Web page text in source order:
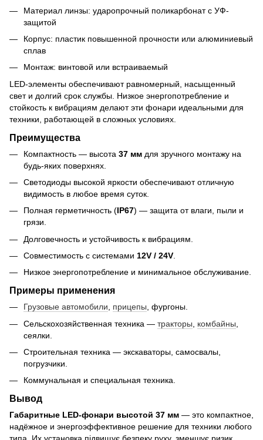
Материал линзы: ударопрочный поликарбонат с УФ-
защитой
Корпус: пластик повышенной прочности или алюминиевый
сплав
Монтаж: винтовой или встраиваемый
LED-элементы обеспечивают равномерный, насыщенный
свет и долгий срок службы. Низкое энергопотребление и
стойкость к вибрациям делают эти фонари идеальными для
техники, работающей в сложных условиях.
Преимущества
Компактность — высота 37 мм для зручного монтажу на
будь-яких поверхнях.
Светодиоды высокой яркости обеспечивают отличную
видимость в любое время суток.
Полная герметичность (IP67) — защита от влаги, пыли и
грязи.
Долговечность и устойчивость к вибрациям.
Совместимость с системами 12V / 24V
Низкое энергопотребление и минимальное обслуживание.
Примеры применения
Грузовые автомобили, прицепы, фургоны.
Сельскохозяйственная техника — тракторы комбайны
сеялки.
Строительная техника — экскаваторы, самосвалы,
погрузчики.
Коммунальная и специальная техника.
Вывод
Габаритные LED-фонари высотой 37 мм — это компактное,
надёжное и энергоэффективное решение для техники любого